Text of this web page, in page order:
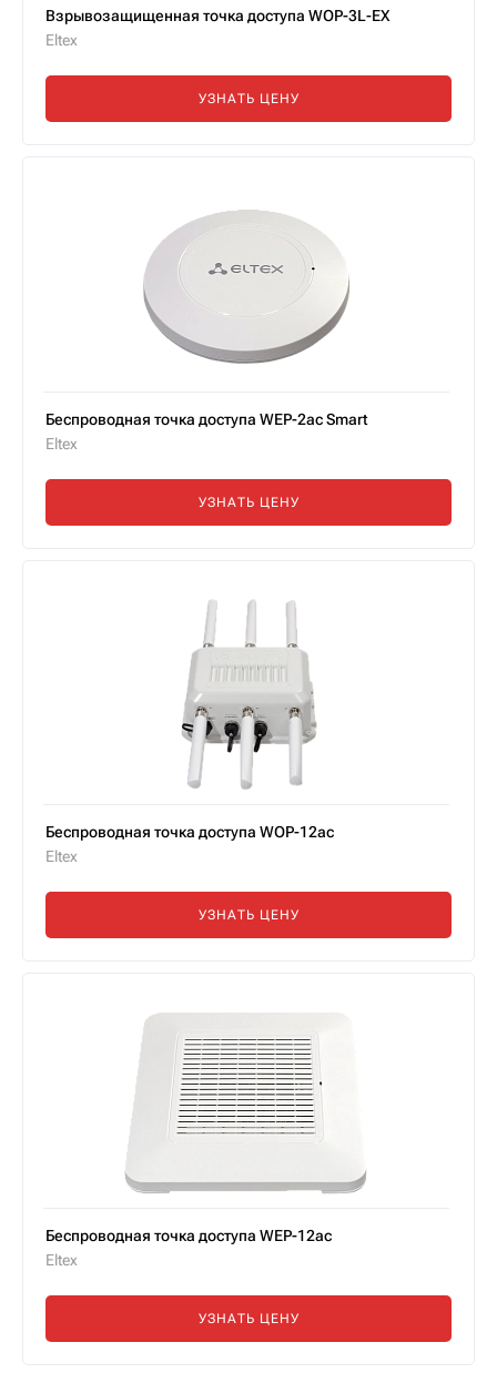
Взрывозащищенная точка доступа WOP-3L-EX
Eltex
УЗНАТЬ ЦЕНУ
Беспроводная точка доступа WEP-2ac Smart
Eltex
УЗНАТЬ ЦЕНУ
Беспроводная точка доступа WOP-12ac
Eltex
УЗНАТЬ ЦЕНУ
Беспроводная точка доступа WEP-12ac
Eltex
УЗНАТЬ ЦЕНУ